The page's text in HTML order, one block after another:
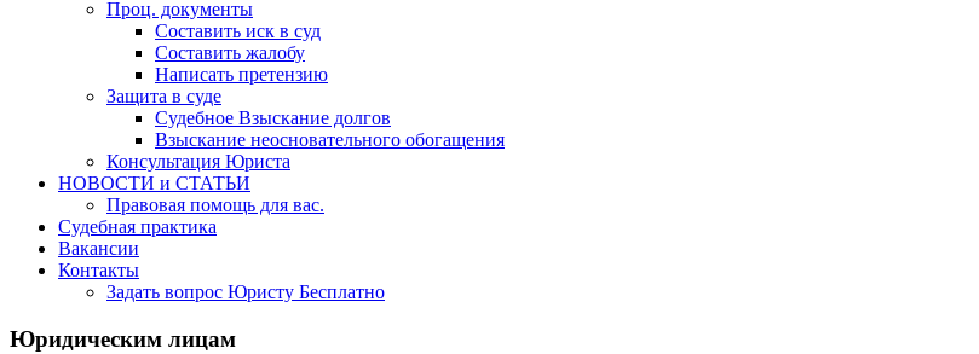
Проц. документы
Составить иск в суд
Составить жалобу
Написать претензию
Защита в суде
Судебное Взыскание долгов
Взыскание неосновательного обогащения
Консультация Юриста
НОВОСТИ и СТАТЬИ
Правовая помощь для вас.
Судебная практика
Вакансии
Контакты
Задать вопрос Юристу Бесплатно
Юридическим лицам